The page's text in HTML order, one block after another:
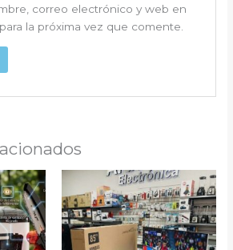
correo electrónico y web en
la próxima vez que comente.